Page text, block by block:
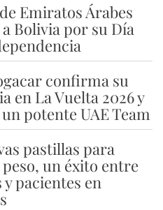
Emiratos Árabes
Bolivia por su Día
confirma su
en La Vuelta 2026 y
potente UAE Team
pastillas para
un éxito entre
pacientes en